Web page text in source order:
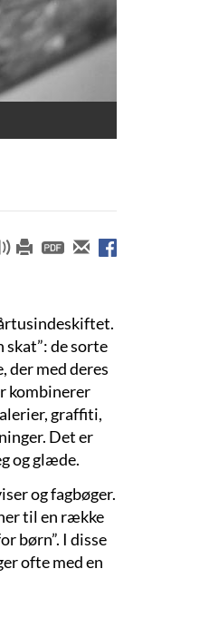
skat”: de sorte
der med deres
kombinerer
graffiti,
Det er
og glæde.
og fagbøger.
til en række
børn”. I disse
ofte med en